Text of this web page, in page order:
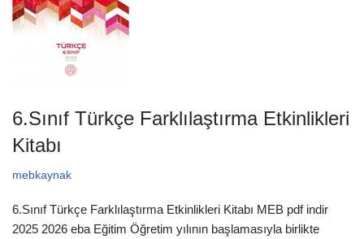
6.Sınıf Türkçe Farklılaştırma Etkinlikleri
Kitabı
mebkaynak
6.Sınıf Türkçe Farklılaştırma Etkinlikleri Kitabı MEB pdf indir
2025 2026 eba Eğitim Öğretim yılının başlamasıyla birlikte